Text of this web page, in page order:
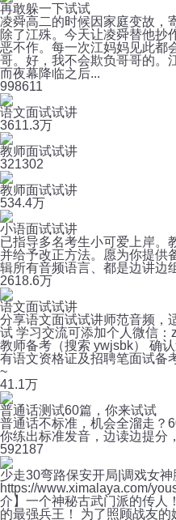
再敢躲一下试试
凌舜高二的时候因家庭变故，
除了江殊。今天让凌舜替他抄
恶不作。每一次江妈妈见此都
哥。好，我不会欺负哥哥的。
而夜幕降临之后...
998611
语文面试试讲
3611.3万
教师面试试讲
321302
教师面试试讲
534.4万
小语面试试讲
已指导多名考生小可爱上岸。
并给予改正方法。愿为你提供
辑所有音频语言、都是边讲边
2618.6万
语文面试试讲
分享语文面试试讲师范音频，
试 学习交流可添加个人微信
教师备考（搜索 ywjsbk） 确
有语文资格证及招聘笔面试备
~
41.1万
普通话测试60篇，你来试试
普通话不标准，机会全溜走？
你练出标准发音，边读边提分
592187
少走30弯路保安开局|调戏女
https://www.ximalaya.com/
介】一个神秘古武门派的传人
的最强兵王！ 为了照顾战友